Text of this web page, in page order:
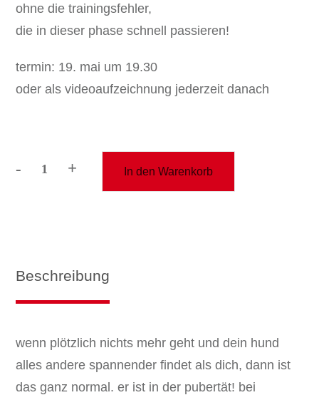
ohne die trainingsfehler,
die in dieser phase schnell passieren!
termin: 19. mai um 19.30
oder als videoaufzeichnung jederzeit danach
-webinar
in
+ In den Warenkorb
Beschreibung
wenn plötzlich nichts mehr geht und dein hund
alles andere spannender findet als dich, dann ist
das ganz normal. er ist in der pubertät! bei